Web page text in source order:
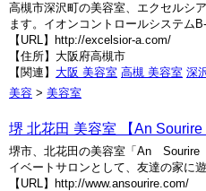
高槻市深沢町の美容室、エクセルシ
ます。イオンコントロールシステム
【URL】http://excelsior-a.com/
【住所】大阪府高槻市
【関連】 大阪 美容室 高槻 美容室 深
美容 > 美容室
堺 北花田 美容室 【An
堺市、北花田の美容室「An Sourire
イベートサロンとして、友達の家に
【URL】http://www.ansourire.com/